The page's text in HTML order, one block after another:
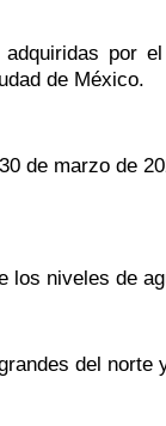
adquiridas por
de México.
de marzo de
los niveles de
del